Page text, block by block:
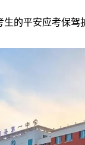
生的平安应考保驾